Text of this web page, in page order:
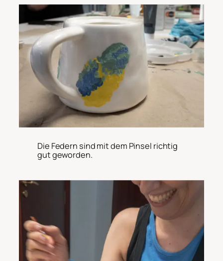
Die Federn sind mit dem Pinsel richtig
gut geworden.